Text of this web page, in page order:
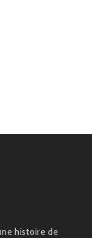
histoire de